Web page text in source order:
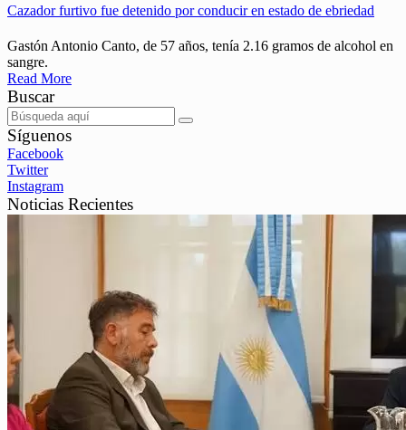
Cazador furtivo fue detenido por conducir en estado de ebriedad
Gastón Antonio Canto, de 57 años, tenía 2.16 gramos de alcohol en
sangre.
Read More
Buscar
Síguenos
Facebook
Twitter
Instagram
Noticias Recientes